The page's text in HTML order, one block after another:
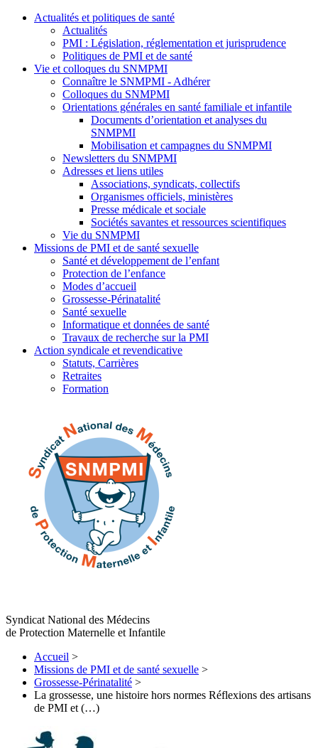
Actualités et politiques de santé
Actualités
PMI : Législation, réglementation et jurisprudence
Politiques de PMI et de santé
Vie et colloques du SNMPMI
Connaître le SNMPMI - Adhérer
Colloques du SNMPMI
Orientations générales en santé familiale et infantile
Documents d’orientation et analyses du
SNMPMI
Mobilisation et campagnes du SNMPMI
Newsletters du SNMPMI
Adresses et liens utiles
Associations, syndicats, collectifs
Organismes officiels, ministères
Presse médicale et sociale
Sociétés savantes et ressources scientifiques
Vie du SNMPMI
Missions de PMI et de santé sexuelle
Santé et développement de l’enfant
Protection de l’enfance
Modes d’accueil
Grossesse-Périnatalité
Santé sexuelle
Informatique et données de santé
Travaux de recherche sur la PMI
Action syndicale et revendicative
Statuts, Carrières
Retraites
Formation
Syndicat National des Médecins
de Protection Maternelle et Infantile
Accueil >
Missions de PMI et de santé sexuelle >
Grossesse-Périnatalité >
La grossesse, une histoire hors normes Réflexions des artisans
de PMI et (…)